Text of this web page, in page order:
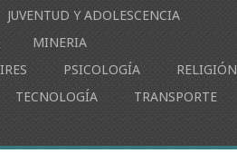
JUVENTUD Y ADOLESCENCIA
MINERIA
PSICOLOGÍA
RELIGIÓN
TECNOLOGÍA
TRANSPORTE